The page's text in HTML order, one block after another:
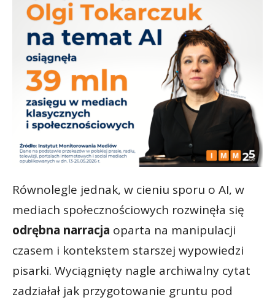
Równolegle jednak, w cieniu sporu o AI, w
mediach społecznościowych rozwinęła się
odrębna narracja oparta na manipulacji
czasem i kontekstem starszej wypowiedzi
pisarki. Wyciągnięty nagle archiwalny cytat
zadziałał jak przygotowanie gruntu pod